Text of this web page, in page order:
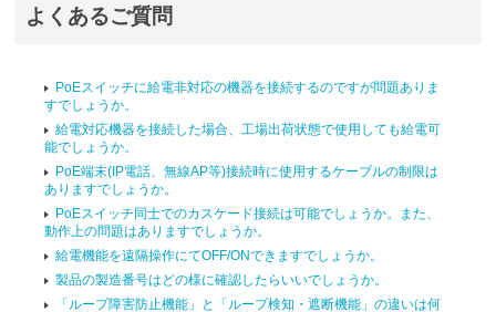
よくあるご質問
PoEスイッチに給電非対応の機器を接続するのですが問題ありま
すでしょうか。
給電対応機器を接続した場合、工場出荷状態で使用しても給電可
能でしょうか。
PoE端末(IP電話、無線AP等)接続時に使用するケーブルの制限は
ありますでしょうか。
PoEスイッチ同士でのカスケード接続は可能でしょうか。また、
動作上の問題はありますでしょうか。
給電機能を遠隔操作にてOFF/ONできますでしょうか。
製品の製造番号はどの様に確認したらいいでしょうか。
「ループ障害防止機能」と「ループ検知・遮断機能」の違いは何